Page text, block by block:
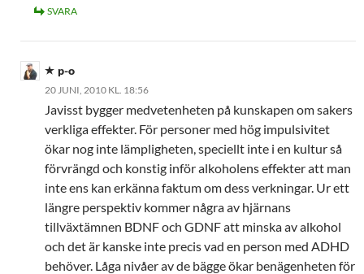
SVARA
p-o
20 JUNI, 2010 KL. 18:56
Javisst bygger medvetenheten på kunskapen om sakers
verkliga effekter. För personer med hög impulsivitet
ökar nog inte lämpligheten, speciellt inte i en kultur så
förvrängd och konstig inför alkoholens effekter att man
inte ens kan erkänna faktum om dess verkningar. Ur ett
längre perspektiv kommer några av hjärnans
tillväxtämnen BDNF och GDNF att minska av alkohol
och det är kanske inte precis vad en person med ADHD
behöver. Låga nivåer av de bägge ökar benägenheten för